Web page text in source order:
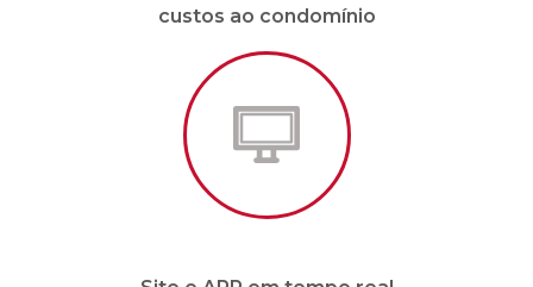
Site e APP em tempo real